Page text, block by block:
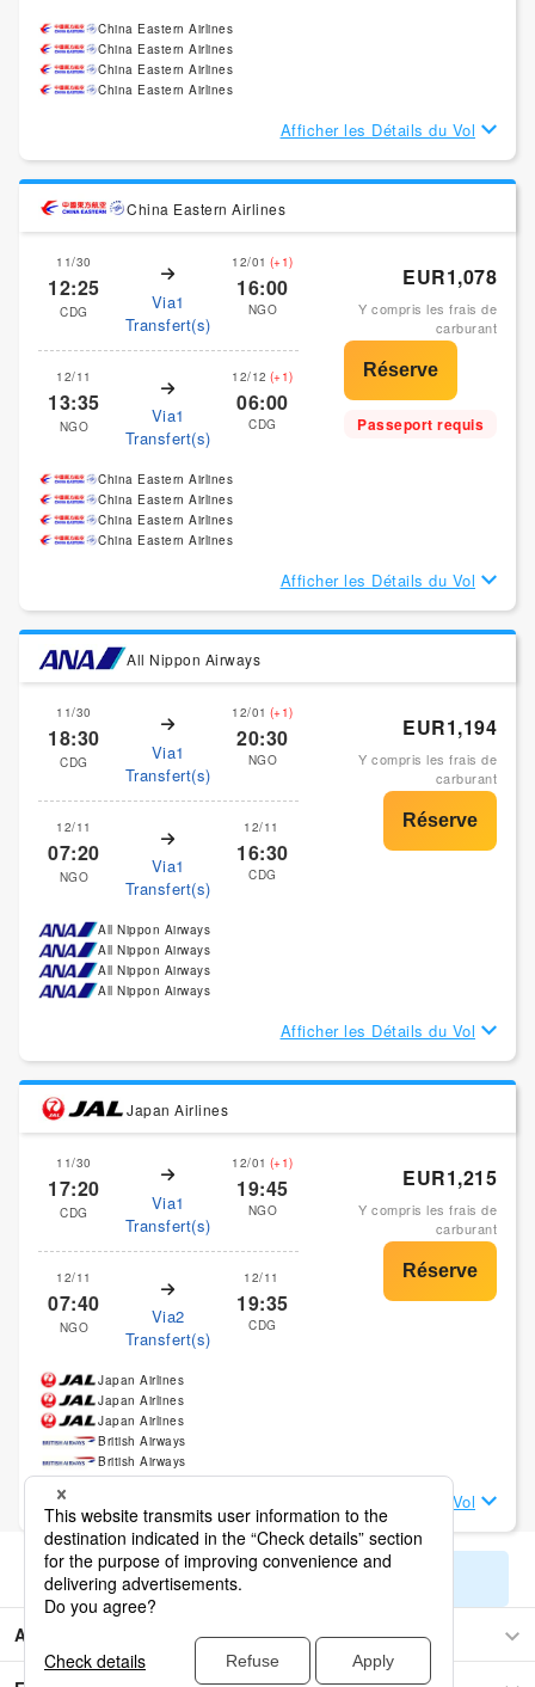
China Eastern Airlines
China Eastern Airlines
China Eastern Airlines
China Eastern Airlines
Afficher les Détails du Vol
China Eastern Airlines
11/30
12:25
CDG
Via1
Transfert(s)
12/01 (+1)
16:00
NGO
12/11
13:35
NGO
Via1
Transfert(s)
12/12 (+1)
06:00
CDG
EUR1,078
Y compris les frais de
carburant
Passeport requis
China Eastern Airlines
China Eastern Airlines
China Eastern Airlines
China Eastern Airlines
Afficher les Détails du Vol
All Nippon Airways
11/30
18:30
CDG
Via1
Transfert(s)
12/01 (+1)
20:30
NGO
12/11
07:20
NGO
Via1
Transfert(s)
12/11
16:30
CDG
EUR1,194
Y compris les frais de
carburant
All Nippon Airways
All Nippon Airways
All Nippon Airways
All Nippon Airways
Afficher les Détails du Vol
Japan Airlines
11/30
17:20
CDG
Via1
Transfert(s)
12/01 (+1)
19:45
NGO
12/11
07:40
NGO
Via2
Transfert(s)
12/11
19:35
CDG
EUR1,215
Y compris les frais de
carburant
Japan Airlines
Japan Airlines
Japan Airlines
British Airways
British Airways
Afficher les Détails du Vol
Afficher les résultats de recherche restants
Asie